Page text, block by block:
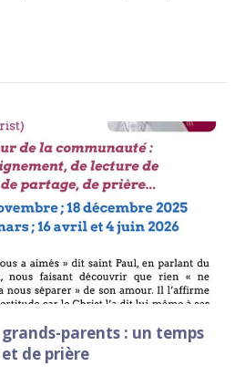
parents : un temps
de prière